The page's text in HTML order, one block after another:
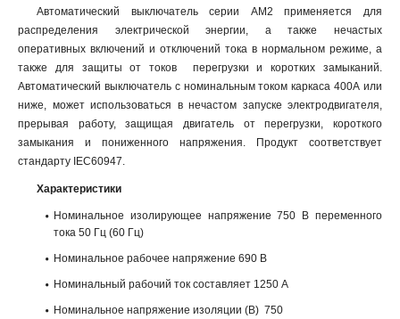
Автоматический выключатель серии AM2 применяется для
распределения электрической энергии, а также нечастых
оперативных включений и отключений тока в нормальном режиме, а
также для защиты от токов перегрузки и коротких замыканий.
Автоматический выключатель с номинальным током каркаса 400А или
ниже, может использоваться в нечастом запуске электродвигателя,
прерывая работу, защищая двигатель от перегрузки, короткого
замыкания и пониженного напряжения. Продукт соответствует
стандарту IEC60947.
Характеристики
Номинальное изолирующее напряжение 750 В переменного
тока 50 Гц (60 Гц)
Номинальное рабочее напряжение 690 В
Номинальный рабочий ток составляет 1250 А
Номинальное напряжение изоляции (В) 750